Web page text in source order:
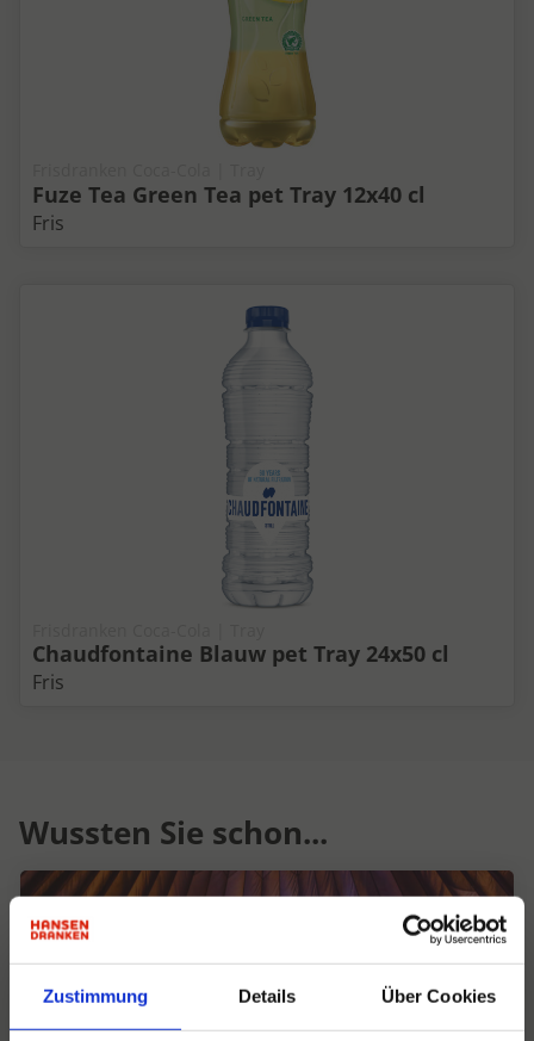
Zustimmung Details Über Cookies
Fuze Tea Green Tea pet Tray 12x40 cl
Fris
Chaudfontaine Blauw pet Tray 24x50 cl
Fris
Wussten Sie schon...